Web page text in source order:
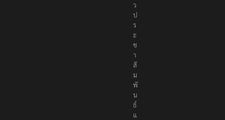
ว
ป
ร
ะ
ช
า
สั
ม
พั
น
ธ์
แ